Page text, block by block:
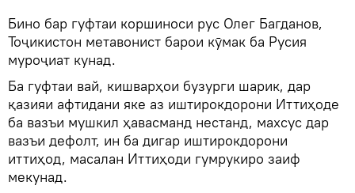
Бино бар гуфтаи коршиноси рус Олег Багданов,
Тоҷикистон метавонист барои кӯмак ба Русия
муроҷиат кунад.
Ба гуфтаи вай, кишварҳои бузурги шарик, дар
қазияи афтидани яке аз иштирокдорони Иттиҳоде
ба вазъи мушкил ҳавасманд нестанд, махсус дар
вазъи дефолт, ин ба дигар иштирокдорони
иттиҳод, масалан Иттиҳоди гумрукиро заиф
мекунад.